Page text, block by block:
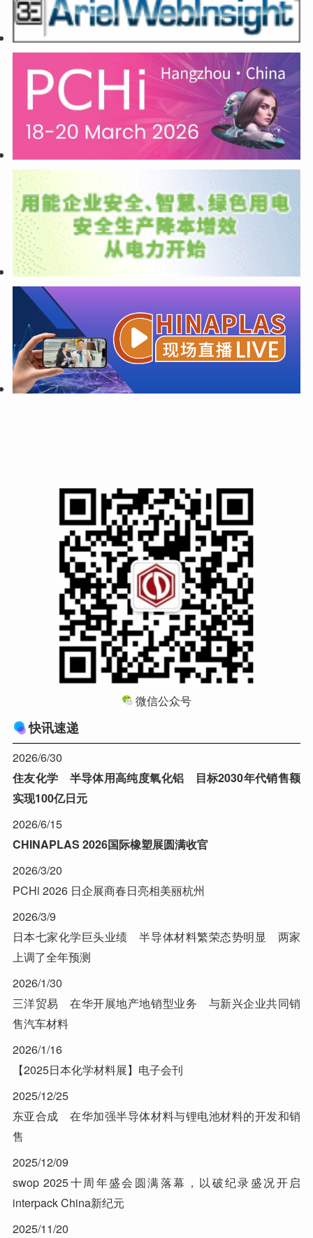
微信公众号
快讯速递
2026/6/30
住友化学 半导体用高纯度氧化铝 目标2030年代销售额
实现100亿日元
2026/6/15
CHINAPLAS 2026国际橡塑展圆满收官
2026/3/20
PCHi 2026 日企展商春日亮相美丽杭州
2026/3/9
日本七家化学巨头业绩 半导体材料繁荣态势明显 两家
上调了全年预测
2026/1/30
三洋贸易 在华开展地产地销型业务 与新兴企业共同销
售汽车材料
2026/1/16
【2025日本化学材料展】电子会刊
2025/12/25
东亚合成 在华加强半导体材料与锂电池材料的开发和销
售
2025/12/09
swop 2025十周年盛会圆满落幕，以破纪录盛况开启
interpack China新纪元
2025/11/20